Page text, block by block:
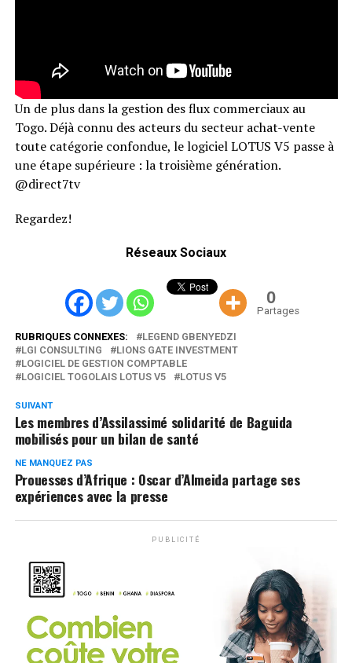
Un de plus dans la gestion des flux commerciaux au
Togo. Déjà connu des acteurs du secteur achat-vente
toute catégorie confondue, le logiciel LOTUS V5 passe à
une étape supérieure : la troisième génération.
@direct7tv
Regardez!
Réseaux Sociaux
0
Partages
RUBRIQUES CONNEXES:
LEGEND GBENYEDZI
LGI CONSULTING
LIONS GATE INVESTMENT
LOGICIEL DE GESTION COMPTABLE
LOGICIEL TOGOLAIS LOTUS V5
LOTUS V5
SUIVANT
Les membres d’Assilassimé solidarité de Baguida
mobilisés pour un bilan de santé
NE MANQUEZ PAS
Prouesses d’Afrique : Oscar d’Almeida partage ses
expériences avec la presse
PUBLICITÉ